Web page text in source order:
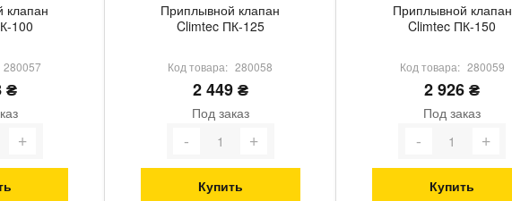
клапан
100
280057
₴
Приплывной клапан
Climtec ПК-125
Код товара: 280058
2 449 ₴
Под заказ
Купить
Приплывной клапан
Climtec ПК-150
Код товара: 280059
2 926 ₴
Под заказ
Купить